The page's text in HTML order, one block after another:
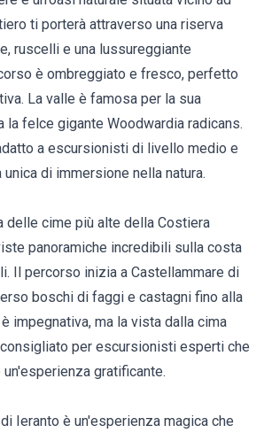
ti porterà attraverso una riserva
ruscelli e una lussureggiante
è ombreggiato e fresco, perfetto
La valle è famosa per la sua
la felce gigante Woodwardia radicans.
a escursionisti di livello medio e
di immersione nella natura.
delle cime più alte della Costiera
panoramiche incredibili sulla costa
Il percorso inizia a Castellammare di
boschi di faggi e castagni fino alla
impegnativa, ma la vista dalla cima
per escursionisti esperti che
gratificante.
di Ieranto è un'esperienza magica che